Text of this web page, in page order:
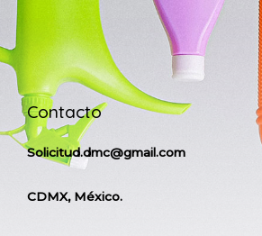
Contacto
Solicitud.dmc@gmail.com
CDMX, México.